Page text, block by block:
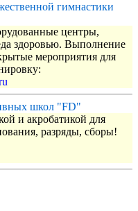
гимнастики
центры,
здоровью. Выполнение
мероприятия для
школ "FD"
и акробатикой для
разряды, сборы!